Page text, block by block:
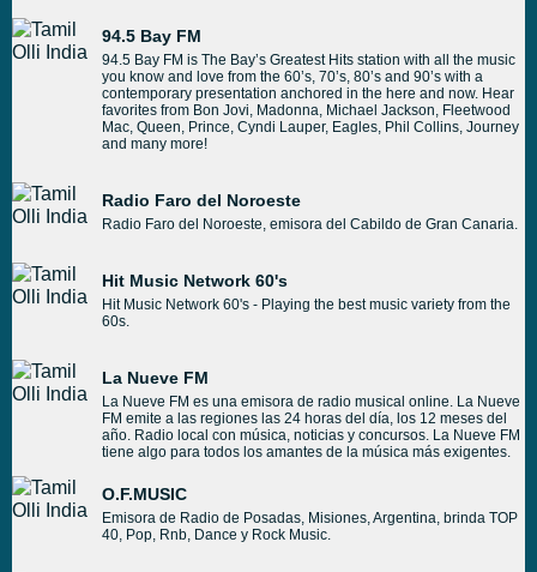
94.5 Bay FM
94.5 Bay FM is The Bay’s Greatest Hits station with all the music
you know and love from the 60’s, 70’s, 80’s and 90’s with a
contemporary presentation anchored in the here and now. Hear
favorites from Bon Jovi, Madonna, Michael Jackson, Fleetwood
Mac, Queen, Prince, Cyndi Lauper, Eagles, Phil Collins, Journey
and many more!
Radio Faro del Noroeste
Radio Faro del Noroeste, emisora del Cabildo de Gran Canaria.
Hit Music Network 60's
Hit Music Network 60's - Playing the best music variety from the
60s.
La Nueve FM
La Nueve FM es una emisora de radio musical online. La Nueve
FM emite a las regiones las 24 horas del día, los 12 meses del
año. Radio local con música, noticias y concursos. La Nueve FM
tiene algo para todos los amantes de la música más exigentes.
O.F.MUSIC
Emisora de Radio de Posadas, Misiones, Argentina, brinda TOP
40, Pop, Rnb, Dance y Rock Music.